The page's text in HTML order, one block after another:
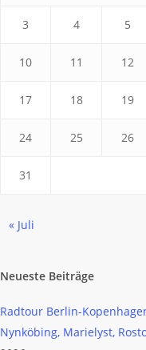
3 4 5
10 11 12
17 18 19
24 25 26
31
« Juli
Neueste Beiträge
Radtour Berlin-
Nynköbing, Marielyst,